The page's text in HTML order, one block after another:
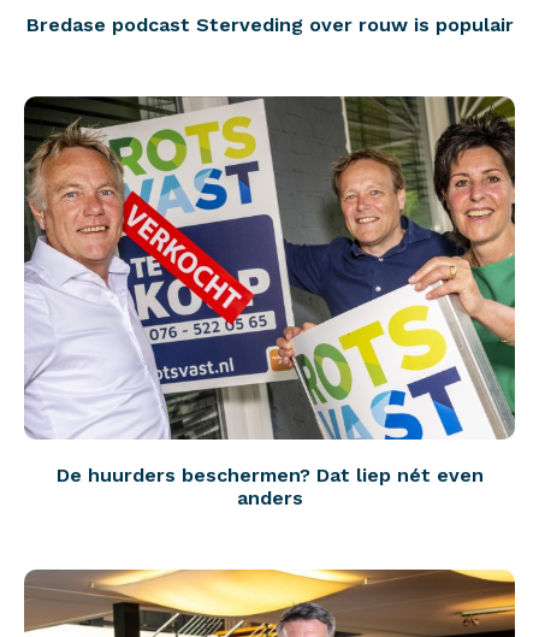
Bredase podcast Sterveding over rouw is populair
De huurders beschermen? Dat liep nét even
anders